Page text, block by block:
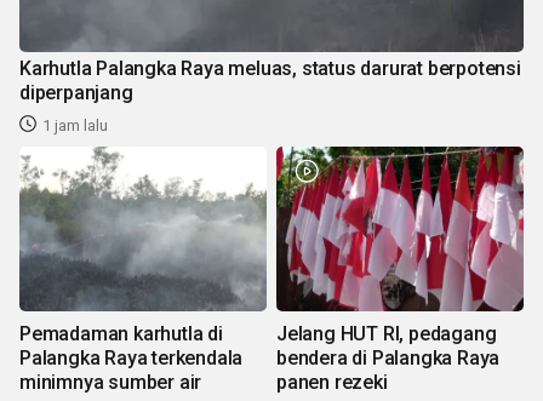
Karhutla Palangka Raya meluas, status darurat berpotensi
diperpanjang
1 jam lalu
Pemadaman karhutla di
Palangka Raya terkendala
minimnya sumber air
Jelang HUT RI, pedagang
bendera di Palangka Raya
panen rezeki